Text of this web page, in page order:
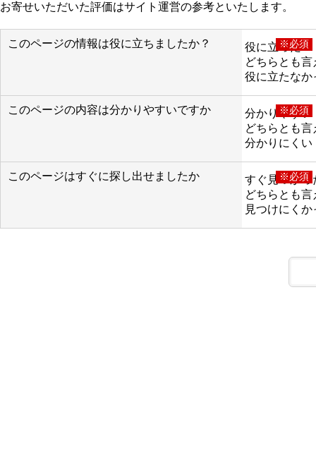
お寄せいただいた評価はサイト運営の参考といたします。
このページの情報は役に立ちましたか？ ※必須
役に立った
どちらとも言
役に立たなか
このページの内容は分かりやすいですか ※必須
分かりやすい
どちらとも言
分かりにくい
このページはすぐに探し出せましたか ※必須
すぐ見つかっ
どちらとも言
見つけにくか